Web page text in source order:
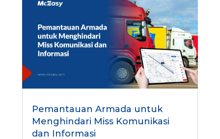
Pemantauan Armada untuk
Menghindari Miss Komunikasi
dan Informasi